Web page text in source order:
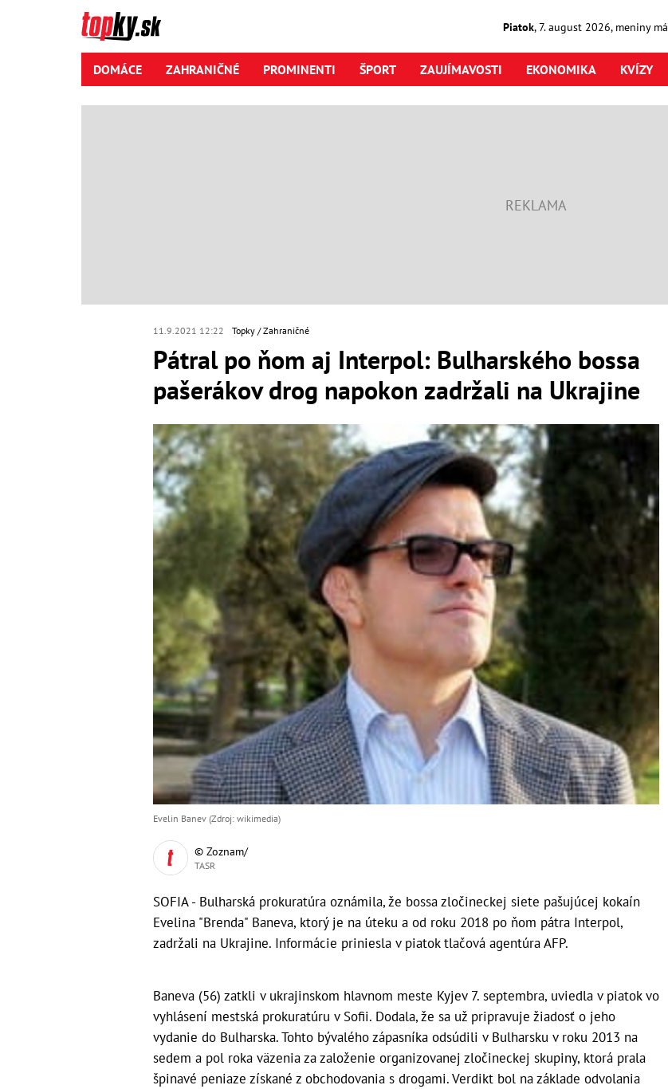
Piatok,7. august2026, meniny má
DOMÁCE ZAHRANIČNÉ PROMINENTI ŠPORT ZAUJÍMAVOSTI EKONOMIKA KVÍZY
11.9.2021 12:22 Topky Zahraničné
Pátral po ňom aj Interpol: Bulharského bossa
pašerákov drog napokon zadržali na Ukrajine
Evelin Banev (Zdroj: wikimedia)
© Zoznam/
TASR
SOFIA - Bulharská prokuratúra oznámila, že bossa zločineckej siete pašujúcej kokaín
Evelina "Brenda" Baneva, ktorý je na úteku a od roku 2018 po ňom pátra Interpol,
zadržali na Ukrajine. Informácie priniesla v piatok tlačová agentúra AFP.
Baneva (56) zatkli v ukrajinskom hlavnom meste Kyjev 7. septembra, uviedla v piatok vo
vyhlásení mestská prokuratúru v Sofii. Dodala, že sa už pripravuje žiadosť o jeho
vydanie do Bulharska. Tohto bývalého zápasníka odsúdili v Bulharsku v roku 2013 na
sedem a pol roka väzenia za založenie organizovanej zločineckej skupiny, ktorá prala
špinavé peniaze získané z obchodovania s drogami. Verdikt bol na základe odvolania